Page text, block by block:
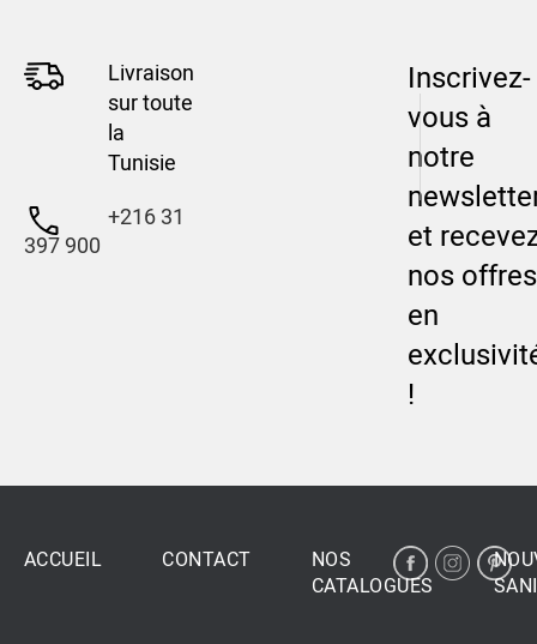
Livraison
sur toute
la
Tunisie
+216 31
397 900
Inscrivez-
vous à
notre
et
nos offres
en
!
ACCUEIL CONTACT
NOS
CATALOGUES